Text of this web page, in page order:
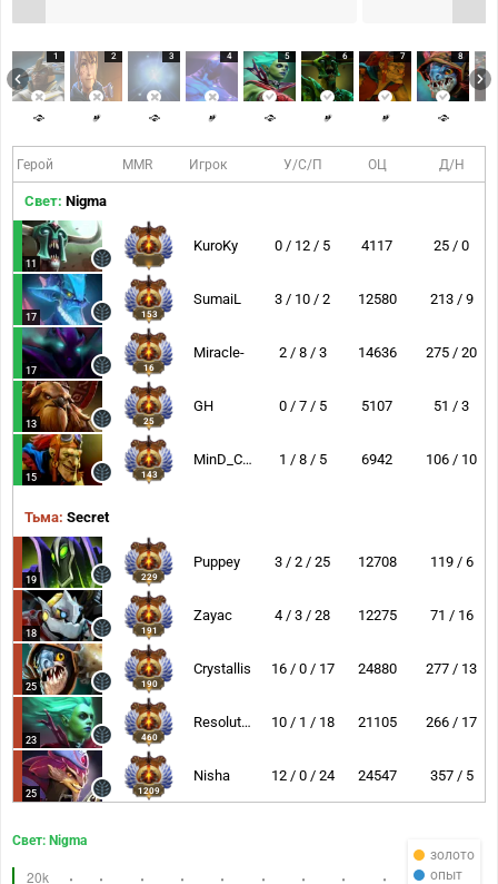
1 2 3 4 5 6 7 8
Герой MMR Игрок У/С/П ОЦ Д/Н
Свет: Nigma
11
KuroKy 0 / 12 / 5 4117 25 / 0
17 153
SumaiL 3 / 10 / 2 12580 213 / 9
17 16
Miracle- 2 / 8 / 3 14636 275 / 20
13 25
GH 0 / 7 / 5 5107 51 / 3
15 143
MinD_ContRoL 1 / 8 / 5 6942 106 / 10
Тьма: Secret
19 229
Puppey 3 / 2 / 25 12708 119 / 6
18 191
Zayac 4 / 3 / 28 12275 71 / 16
25 190
Crystallis 16 / 0 / 17 24880 277 / 13
23 460
Resolut1on 10 / 1 / 18 21105 266 / 17
25 1209
Nisha 12 / 0 / 24 24547 357 / 5
золото
опыт
Свет: Nigma